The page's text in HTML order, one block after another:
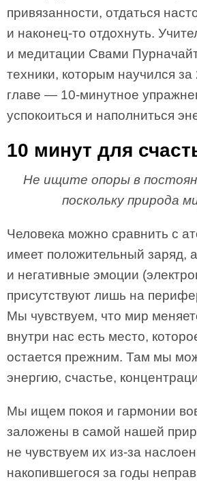
привязанности, отдаться
и наконец-то отдохнуть.
и медитации Свами
техники, которым научился
главе — 10-минутное
успокоиться и наполниться
10 минут для
Не ищите опоры в
поскольку природа
Человека можно сравнить с
имеет положительный заряд,
и негативные эмоции
присутствуют лишь на
Мы чувствуем, что мир
внутри нас есть место,
остается прежним. Там мы
энергию, счастье,
Мы ищем покоя и гармонии
заложены в самой нашей
не чувствуем их из-за
накопившегося за годы